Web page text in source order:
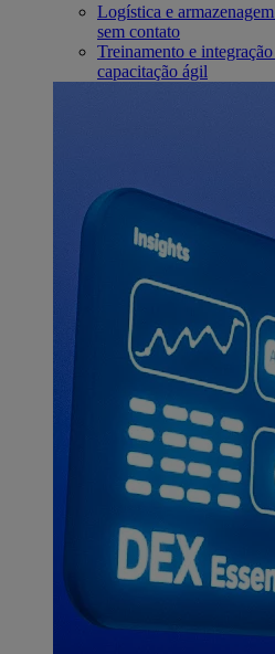
Logística e armazenagem
sem contato
Treinamento e integração
capacitação ágil